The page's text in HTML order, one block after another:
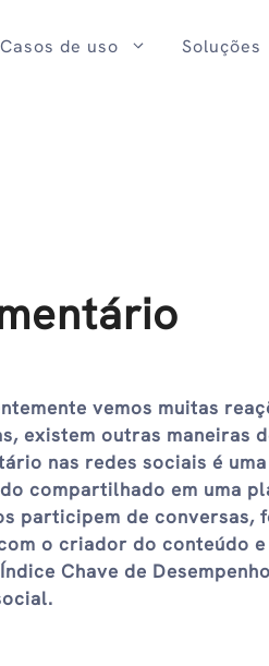
Casos de uso Soluções
vemos muitas
existem outras maneiras
nas redes sociais é
compartilhado em uma
participem de conversas,
o criador do conteúdo
Chave de